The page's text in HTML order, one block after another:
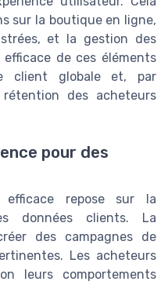
sur la boutique en ligne,
et la gestion des
de ces éléments
client globale et, par
des acheteurs
pour des
efficace repose sur la
données clients. La
des campagnes de
Les acheteurs
leurs comportements